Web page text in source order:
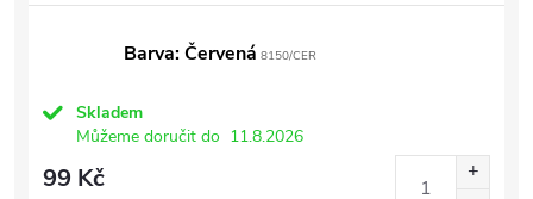
Barva: Červená 8150/CER
Skladem
Můžeme doručit do 11.8.2026
99 Kč